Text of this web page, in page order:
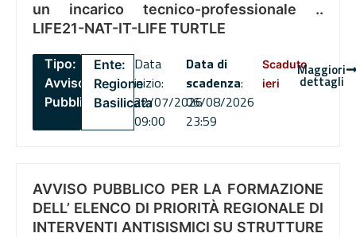
un incarico tecnico-professionale ..
LIFE21-NAT-IT-LIFE TURTLE
Tipo:
Avviso
Pubblico
Ente:
Regione
Basilicata
Data
inizio:
22/07/2026
09:00
Data di
scadenza:
06/08/2026
23:59
Scaduto
ieri
Maggiori
dettagli
AVVISO PUBBLICO PER LA FORMAZIONE
DELL’ ELENCO DI PRIORITÀ REGIONALE DI
INTERVENTI ANTISISMICI SU STRUTTURE